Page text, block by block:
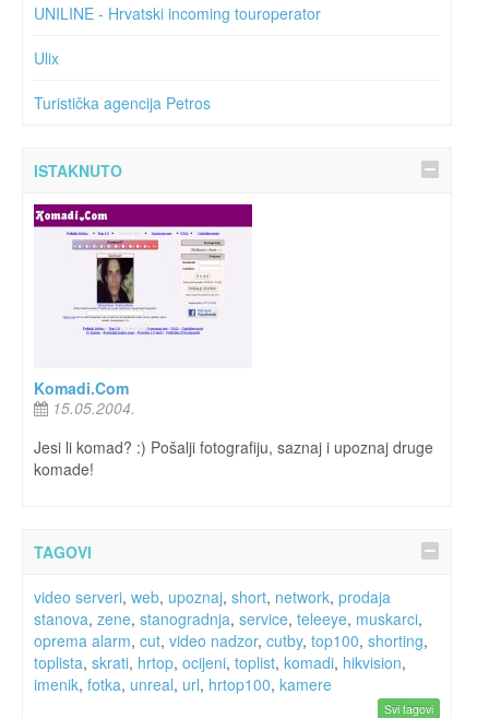
UNILINE - Hrvatski incoming touroperator
Ulix
Turistička agencija Petros
ISTAKNUTO
Komadi.Com
15.05.2004.
Jesi li komad? :) Pošalji fotografiju, saznaj i upoznaj druge
komade!
TAGOVI
video serveri, web, upoznaj, short, network, prodaja
stanova, zene, stanogradnja, service, teleeye, muskarci,
oprema alarm, cut, video nadzor, cutby, top100, shorting,
toplista, skrati, hrtop, ocijeni, toplist, komadi, hikvision,
imenik, fotka, unreal, url, hrtop100, kamere
Svi tagovi